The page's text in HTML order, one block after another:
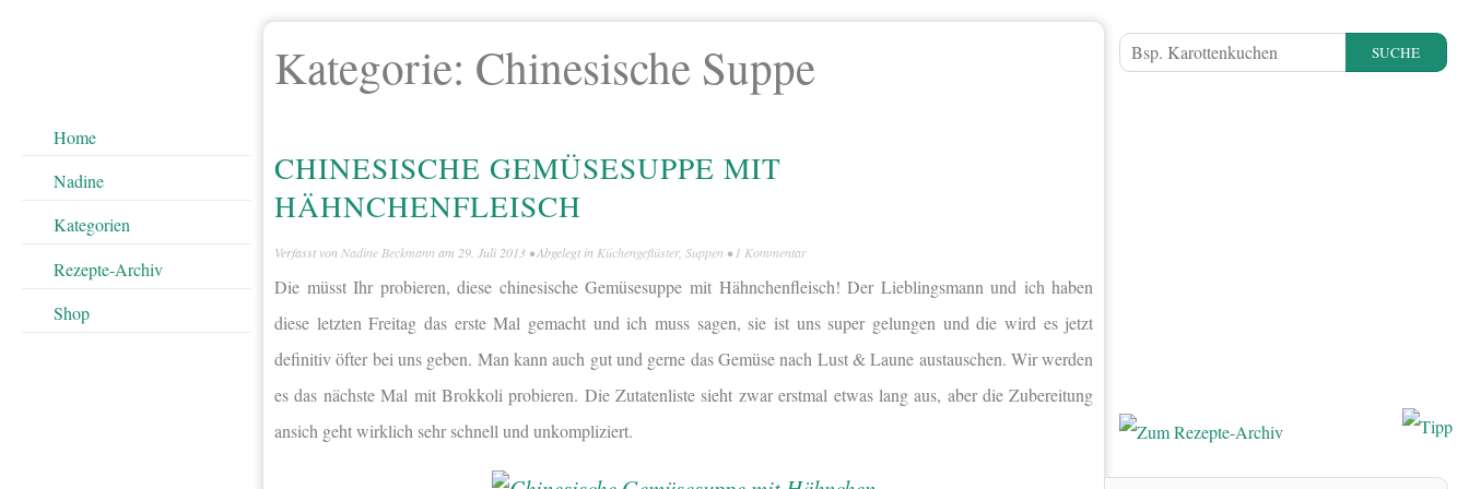
Home
Nadine
Kategorien
Rezepte-Archiv
Shop
Kategorie: Chinesische Suppe
CHINESISCHE GEMÜSESUPPE MIT
HÄHNCHENFLEISCH
Verfasst von Nadine Beckmann am 29. Juli 2013 • Abgelegt in Küchengeflüster, Suppen •1 Kommentar
Die müsst Ihr probieren, diese chinesische Gemüsesuppe mit Hähnchenfleisch! Der Lieblingsmann und ich haben
diese letzten Freitag das erste Mal gemacht und ich muss sagen, sie ist uns super gelungen und die wird es jetzt
definitiv öfter bei uns geben. Man kann auch gut und gerne das Gemüse nach Lust & Laune austauschen. Wir werden
es das nächste Mal mit Brokkoli probieren. Die Zutatenliste sieht zwar erstmal etwas lang aus, aber die Zubereitung
ansich geht wirklich sehr schnell und unkompliziert.
SUCHE